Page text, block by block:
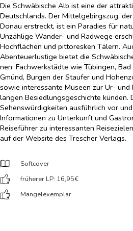
Die Schwäbische Alb ist eine der
Deutschlands. Der Mittelgebirgszug,
Donau erstreckt, ist ein Paradies für
Unzählige Wander- und Radwege
Hochflächen und pittoresken Tälern.
Abenteuerlustige bietet die
nen: Fachwerkstädte wie Tübingen,
Gmünd, Burgen der Staufer und
sowie interessante Museen zur Ur- und
langen Besiedlungsgeschichte künden.
Sehenswürdigkeiten ausführlich vor
Informationen zu Unterkunft und
Reiseführer zu interessanten
auf der Website des Trescher Verlags.
Softcover
früherer LP: 16,95€
Mängelexemplar